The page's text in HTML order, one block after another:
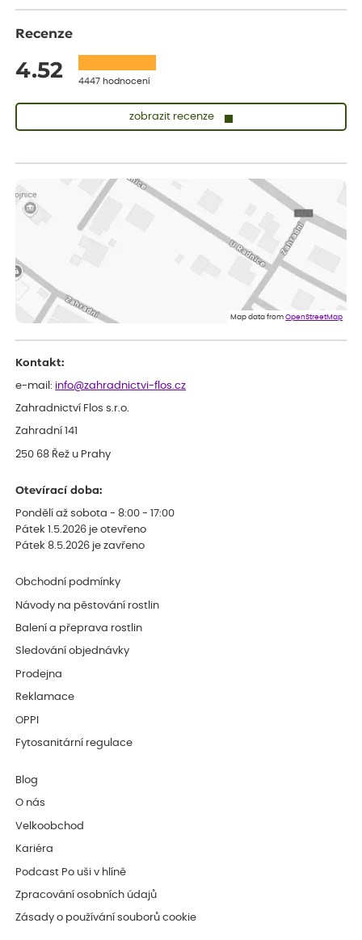
Recenze
4.52 4447 hodnocení
zobrazit recenze
vše v naprostém pořádku
ověřený nákup před 1 dnem
Jana
Flos je nejlepší &#129321;
Map data fromOpenStreetMap
Kontakt:
e-mail: info@zahradnictvi-flos.cz
Zahradnictví Flos s.r.o.
Zahradní 141
250 68 Řež u Prahy
Otevírací doba:
Pondělí až sobota - 8:00 - 17:00
Pátek 1.5.2026 je otevřeno
Pátek 8.5.2026 je zavřeno
Obchodní podmínky
Návody na pěstování rostlin
Balení a přeprava rostlin
Sledování objednávky
Prodejna
Reklamace
OPPI
Fytosanitární regulace
Blog
O nás
Velkoobchod
Kariéra
Podcast Po uši v hlíně
Zpracování osobních údajů
Zásady o používání souborů cookie